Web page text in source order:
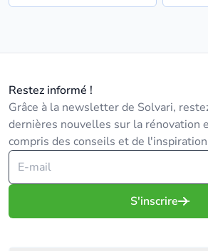
Restez informé !
Grâce à la newsletter de Solvari,
dernières nouvelles sur la rénovation
compris des conseils et de
S'inscrire